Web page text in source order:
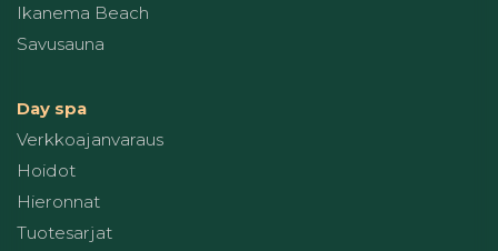
Ikanema Beach
Savusauna
Day spa
Verkkoajanvaraus
Hoidot
Hieronnat
Tuotesarjat